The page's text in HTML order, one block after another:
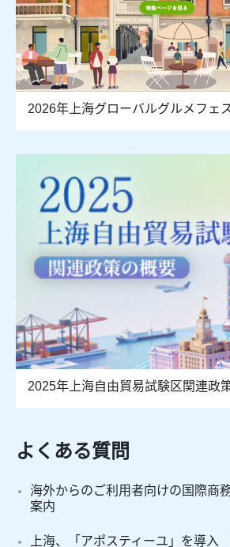
2026年上海グローバルグルメフェ
2025年上海自由貿易試験区関連政
よくある質問
海外からのご利用者向けの国際商
案内
上海、「アポスティーユ」を導